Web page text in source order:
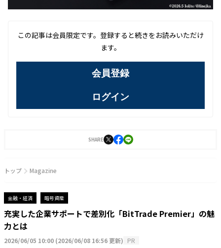
この記事は会員限定です。登録すると続きをお読みいただけ
ます。
会員登録
ログイン
SHARE
トップ Magazine
金融・経済 暗号資産
充実した企業サポートで差別化「BitTrade Premier」の魅
力とは
2026/06/05 10:00 (2026/06/08 16:56 更新) PR